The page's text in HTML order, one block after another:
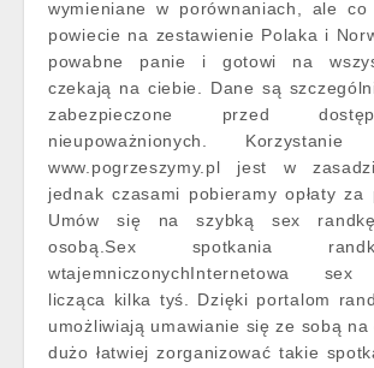
wymieniane w porównaniach, ale co
powiecie na zestawienie Polaka i
powabne panie i gotowi na
czekają na ciebie. Dane są
zabezpieczone przed
nieupoważnionych.
www.pogrzeszymy.pl jest w
jednak czasami pobieramy opłaty za
Umów się na szybką sex
osobą.Sex spotkania
wtajemniczonychInternetowa sex
licząca kilka tyś. Dzięki portalom
umożliwiają umawianie się ze sobą na
dużo łatwiej zorganizować takie